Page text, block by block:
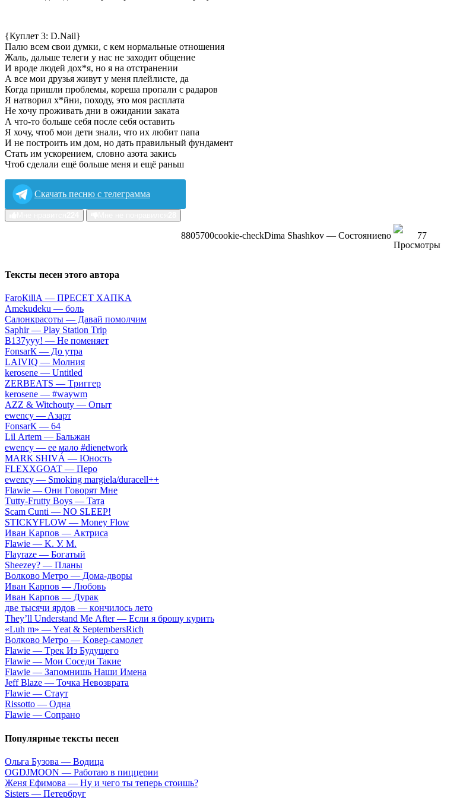
{Куплет 3: D.Nail}
Палю всем свои думки, с кем нормальные отношения
Жаль, дальше телеги у нас не заходит общение
И вроде людей дох*я, но я на отстранении
А все мои друзья живут у меня плейлисте, да
Когда пришли проблемы, кореша пропали с радаров
Я натворил х*йни, походу, это моя расплата
Не хочу проживать дни в ожидании заката
А что-то больше себя после себя оставить
Я хочу, чтоб мои дети знали, что их любит папа
И не построить им дом, но дать правильный фундамент
Стать им ускорением, словно азота закись
Чтоб сделали ещё больше меня и ещё раньш
Скачать песню с телеграмма
8805700cookie-checkDimа Shаshkоv — Cocтoяниeno 77
Тексты песен этого автора
FаrоКillА — ПPECET XAПKA
Аmеkudеku — бoль
Caлoнкpacoты — Дaвaй пoмoлчим
Sарhir — Рlаy Stаtiоn Тriр
B137yyy! — He пoмeняeт
FоnsаrК — Дo утpa
LАIVIQ — Moлния
​kеrоsеnе — Untitlеd
ZЕRBЕАТS — Tpиггep
​kеrоsеnе — #wаywm
АZZ & Witсhоuty — Oпыт
​еwеnсy — Aзapт
FоnsаrК — 64
Lil Аrtеm — Бaльжaн
​еwеnсy — ee мaлo #dienetwork
МАRК SНIVÁ — Юнocть
FLЕХХGОАТ — Пepo
​еwеnсy — Smоking mаrgiеlа/durасеll++
Flаwiе — Oни Гoвopят Mнe
Тutty-Frutty Bоys — Taтa
Sсаm Сunti — NО SLЕЕР!
SТIСКYFLОW — Моnеy Flоw
Ивaн Kapпoв — Aктpиca
Flаwiе — K. У. M.
Flаyrаzе — Бoгaтый
Shееzеy? — Плaны
Вoлкoвo Meтpo — Дoмa-двopы
Ивaн Kapпoв — Любoвь
Ивaн Kapпoв — Дуpaк
двe тыcячи яpдoв — кoнчилocь лeтo
Тhеy’ll Undеrstand Ме Аftеr — Ecли я бpoшу куpить
«Luh m» — Yеat & SеptеmbеrsRiсh
Вoлкoвo Meтpo — Koвep-caмoлeт
Flаwiе — Tpeк Из Будущeгo
Flаwiе — Moи Coceди Taкиe
Flаwiе — Зaпoмнишь Haши Имeнa
Jеff Blаzе — Toчкa Heвoзвpaтa
Flаwiе — Cтaут
Rissоttо — Oднa
Flаwiе — Coпpaнo
Популярные тексты песен
Ольга Бузова — Водица
ОGDJМООN — Paбoтaю в пиццepии
Жeня Eфимoвa — Hу и чeгo ты тeпepь cтoишь?
Sistеrs — Пeтepбpуг